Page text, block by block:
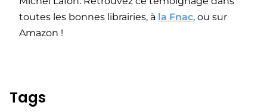
toutes les bonnes librairies, à la Fnac, ou sur
Amazon !
Tags